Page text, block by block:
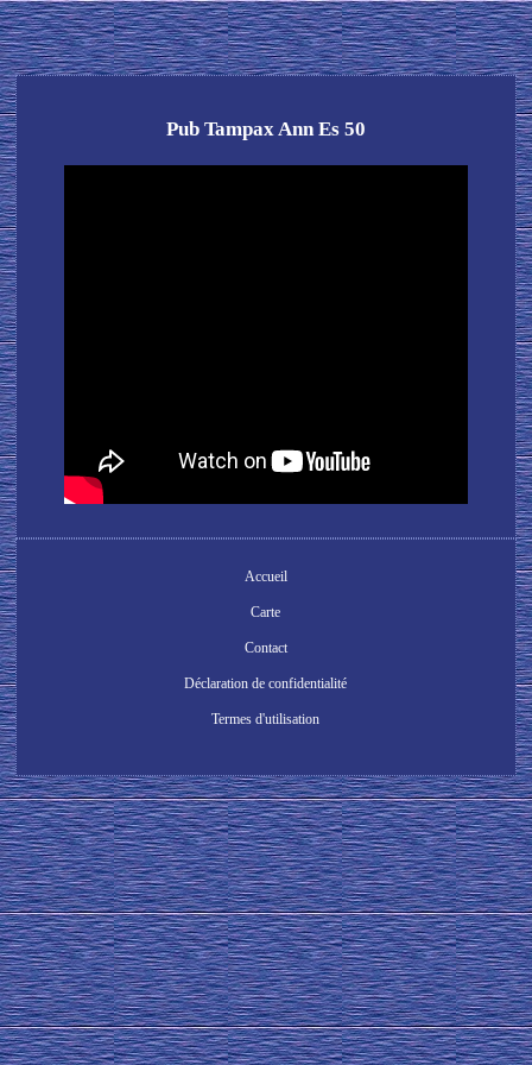
Pub Tampax Ann Es 50
Accueil
Carte
Contact
Déclaration de confidentialité
Termes d'utilisation